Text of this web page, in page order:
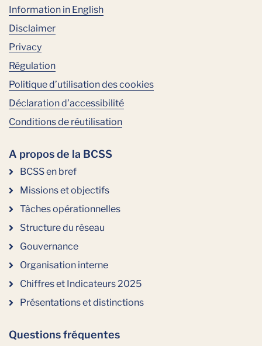
Information in English
Disclaimer
Privacy
Régulation
Politique d’utilisation des cookies
Déclaration d’accessibilité
Conditions de réutilisation
A propos de la BCSS
BCSS en bref
Missions et objectifs
Tâches opérationnelles
Structure du réseau
Gouvernance
Organisation interne
Chiffres et Indicateurs 2025
Présentations et distinctions
Questions fréquentes